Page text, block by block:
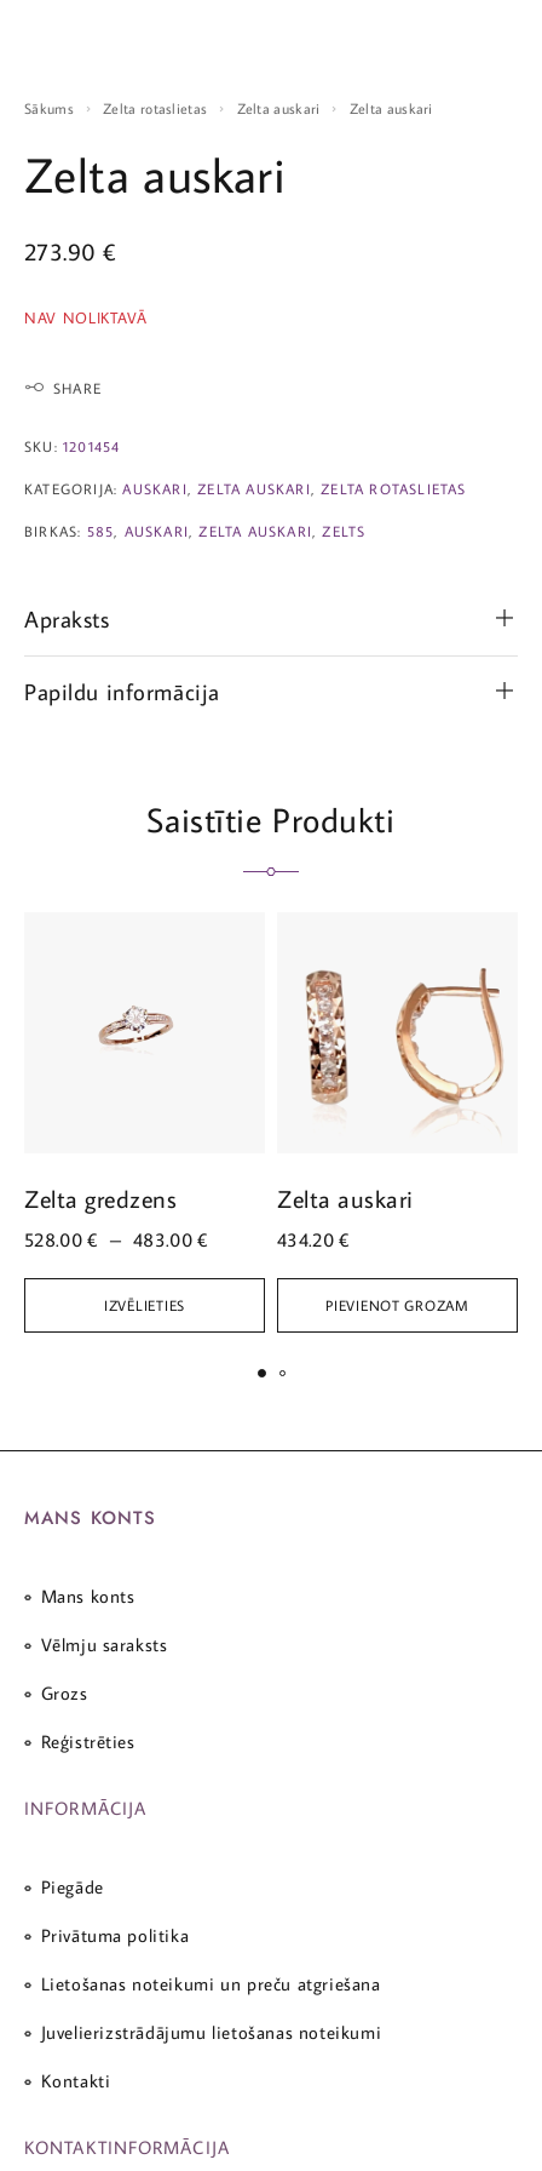
Sākums Zelta rotaslietas Zelta auskari Zelta auskari
Zelta auskari
273.90 €
NAV NOLIKTAVĀ
SHARE
SKU: 1201454
KATEGORIJA:AUSKARI ZELTA AUSKARI ZELTA ROTASLIETAS
BIRKAS: 585 AUSKARI ZELTA AUSKARI ZELTS
Apraksts
Papildu informācija
Saistītie Produkti
IZVĒLIETIES
Zelta gredzens
483.00€
–
528.00€
PIEVIENOT GROZAM
Zelta auskari
434.20€
MANS KONTS
Mans konts
Vēlmju saraksts
Grozs
Reģistrēties
INFORMĀCIJA
Piegāde
Privātuma politika
Lietošanas noteikumi un preču atgriešana
Juvelierizstrādājumu lietošanas noteikumi
Kontakti
KONTAKTINFORMĀCIJA